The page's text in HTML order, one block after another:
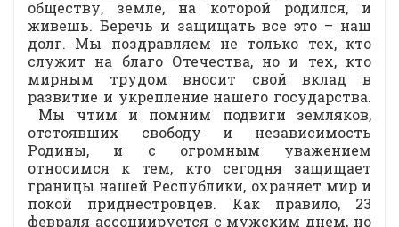
обществу, земле, на которой родился, и
живешь. Беречь и защищать все это – наш
долг. Мы поздравляем не только тех, кто
служит на благо Отечества, но и тех, кто
мирным трудом вносит свой вклад в
развитие и укрепление нашего государства.
Мы чтим и помним подвиги земляков,
отстоявших свободу и независимость
Родины, и с огромным уважением
относимся к тем, кто сегодня защищает
границы нашей Республики, охраняет мир и
покой приднестровцев. Как правило, 23
февраля ассоциируется с мужским днем, но